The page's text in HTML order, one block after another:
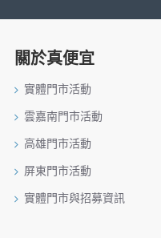
關於真便宜
實體門市活動
雲嘉南門市活動
高雄門市活動
屏東門市活動
實體門市與招募資訊